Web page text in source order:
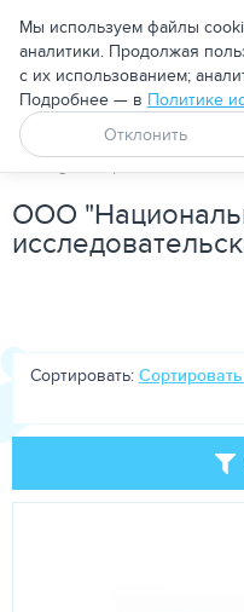
Апоквел
PetDog Бренд ООО
ООО
Сортировать:
Мы используем файлы
аналитики. Продолжая
с их использованием;
Подробнее — в Политике
Отклонить